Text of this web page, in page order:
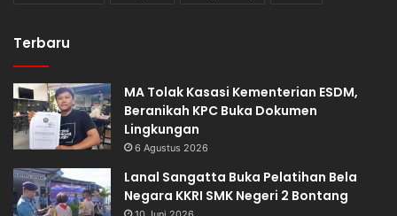
Terbaru
MA Tolak Kasasi Kementerian ESDM,
Beranikah KPC Buka Dokumen
Lingkungan
6 Agustus 2026
Lanal Sangatta Buka Pelatihan Bela
Negara KKRI SMK Negeri 2 Bontang